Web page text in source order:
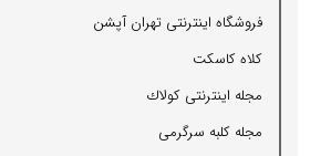
فروشگاه اینترنتی تهران آپشن
كلاه كاسكت
مجله اینترنتی كولاك
مجله كلبه سرگرمی